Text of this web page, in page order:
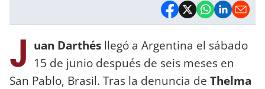
J uan Darthés llegó a Argentina el sábado
15 de junio después de seis meses en
San Pablo, Brasil. Tras la denuncia de Thelma